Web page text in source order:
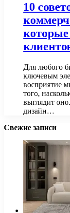
10
Для любого
ключевым
восприятие
того,
выглядит
дизайн…
Свежие записи